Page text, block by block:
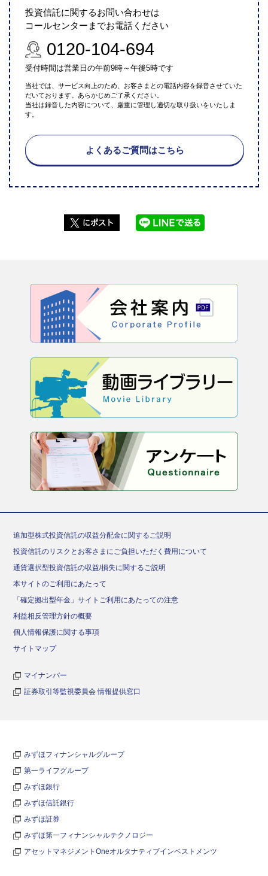
投資信託に関するお問い合わせは
コールセンターまでお電話ください
0120-104-694
受付時間は営業日の午前9時～午後5時です
当社では、サービス向上のため、お客さまとの電話内容を録音させていた
だいております。あらかじめご了承ください。
当社は録音した内容について、厳重に管理し適切な取り扱いをいたしま
す。
よくあるご質問はこちら
追加型株式投資信託の収益分配金に関するご説明
投資信託のリスクとお客さまにご負担いただく費用について
通貨選択型投資信託の収益/損失に関するご説明
本サイトのご利用にあたって
「確定拠出型年金」サイトご利用にあたっての注意
利益相反管理方針の概要
個人情報保護に関する事項
サイトマップ
マイナンバー
証券取引等監視委員会 情報提供窓口
みずほフィナンシャルグループ
第一ライフグループ
みずほ銀行
みずほ信託銀行
みずほ証券
みずほ第一フィナンシャルテクノロジー
アセットマネジメントOneオルタナティブインベストメンツ